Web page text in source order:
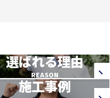
選ばれる理由
REASON
施工事例